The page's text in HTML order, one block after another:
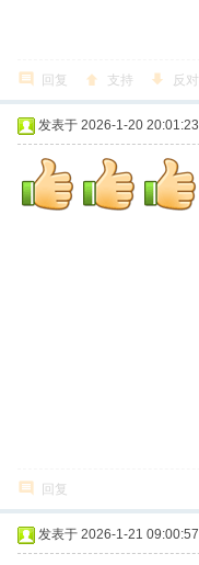
回复 支持 反对
发表于 2026-1-20 20:01:23
回复
发表于 2026-1-21 09:00:57